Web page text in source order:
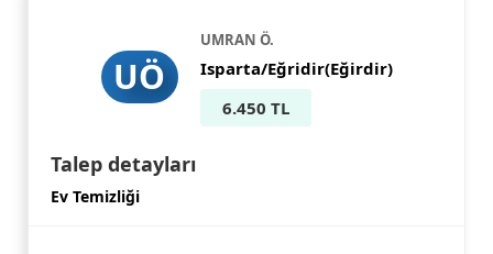
UÖ
UMRAN Ö.
Isparta/Eğridir(Eğirdir)
6.450 TL
Talep detayları
Ev Temizliği